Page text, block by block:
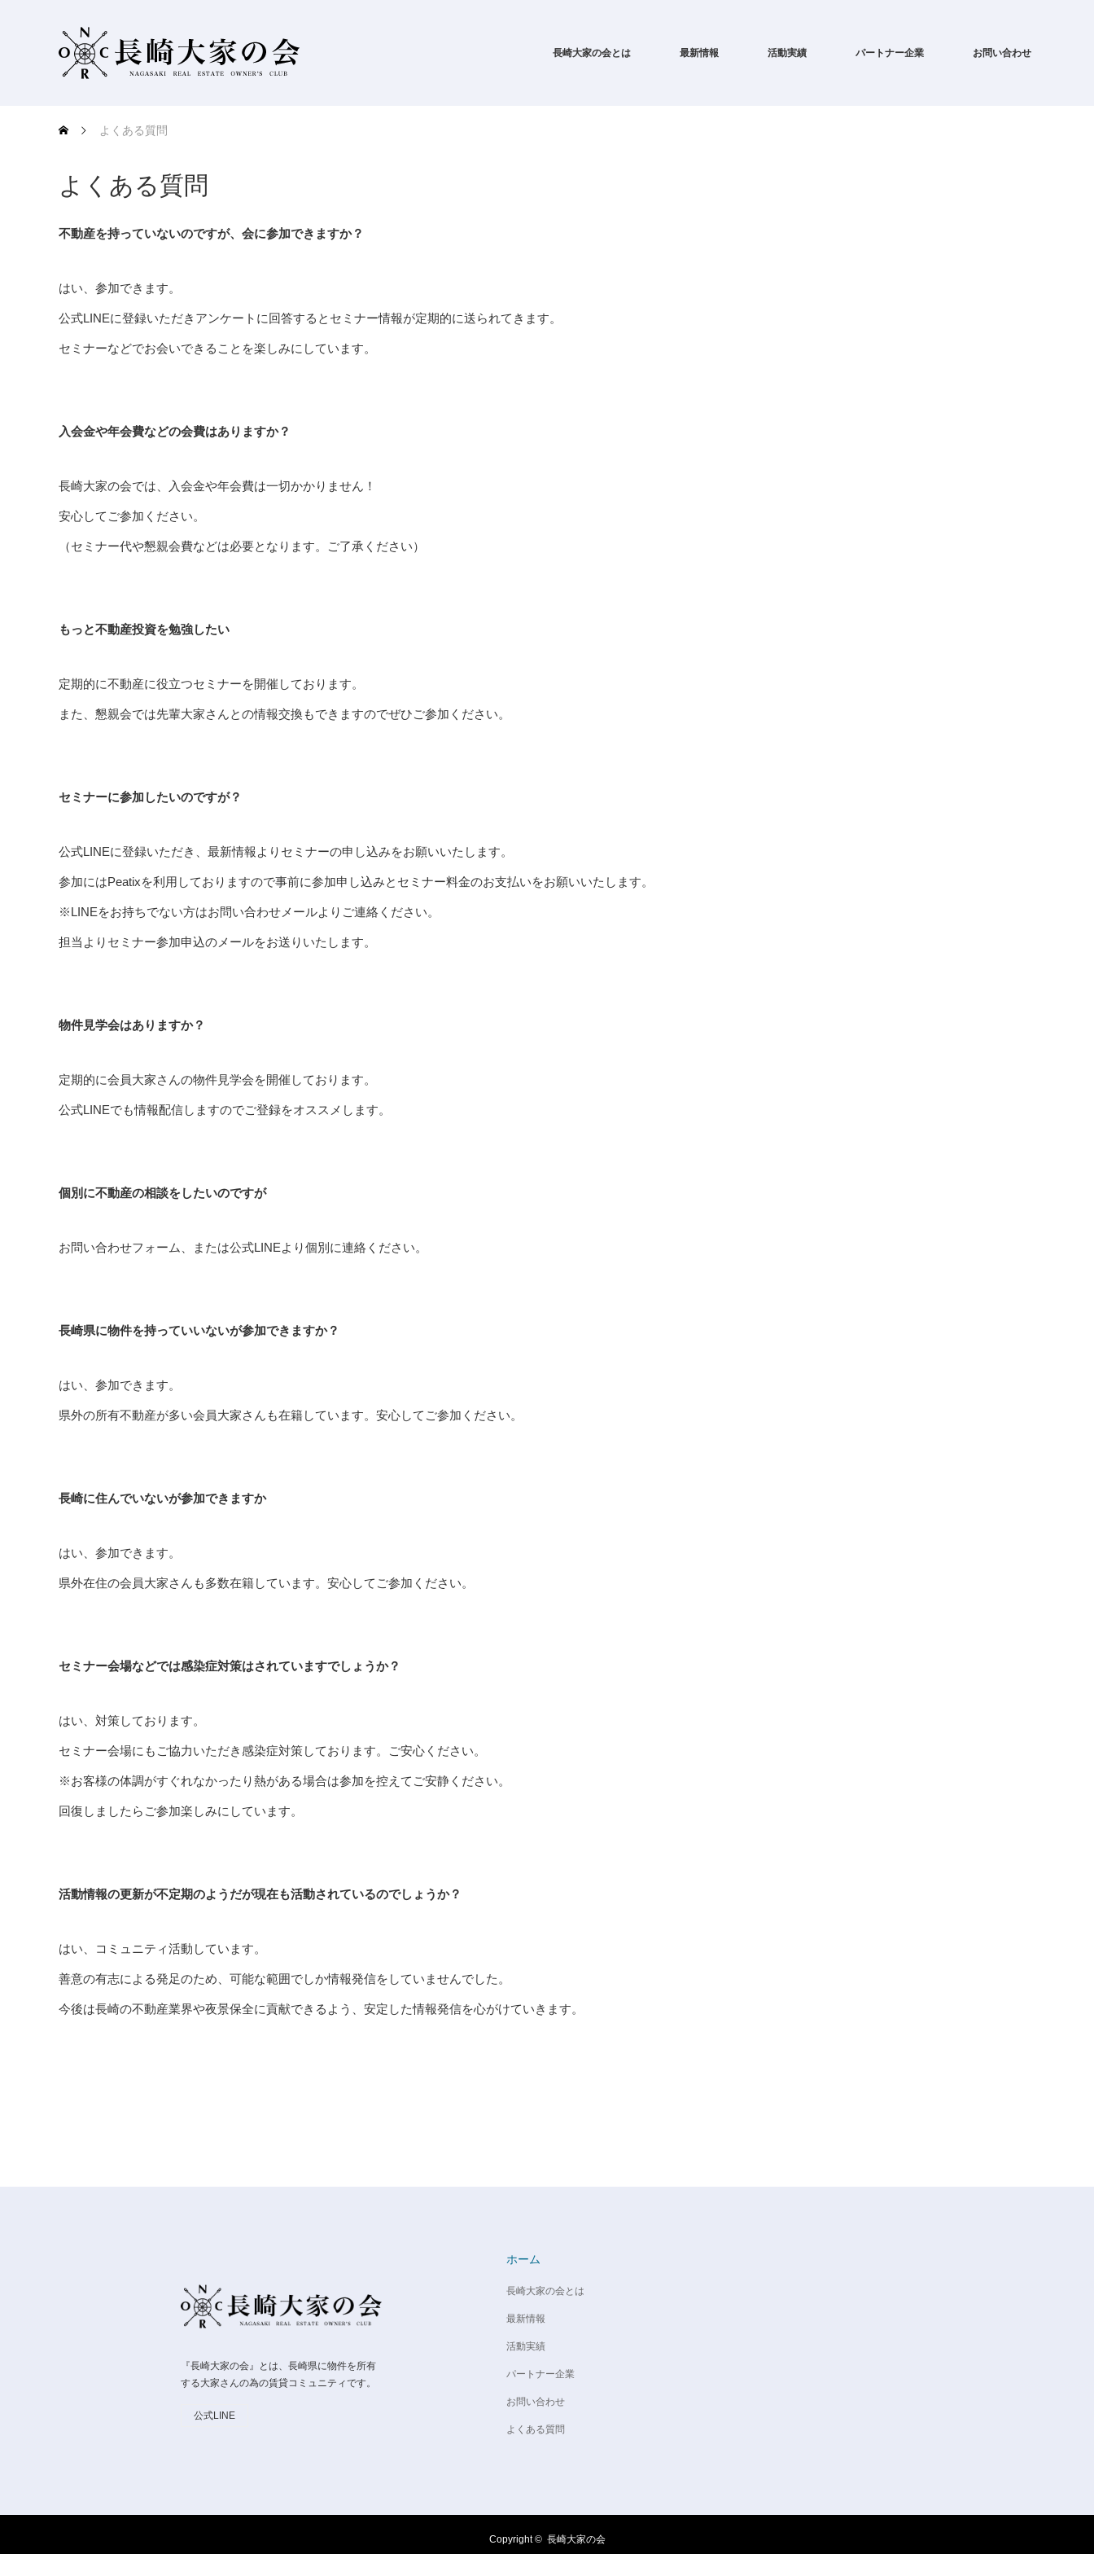
長崎大家の会とは 最新情報 活動実績 パートナー企業 お問い合わせ
よくある質問
よくある質問
不動産を持っていないのですが、会に参加できますか？
はい、参加できます。
公式LINEに登録いただきアンケートに回答するとセミナー情報が定期的に送られてきます。
セミナーなどでお会いできることを楽しみにしています。
入会金や年会費などの会費はありますか？
長崎大家の会では、入会金や年会費は一切かかりません！
安心してご参加ください。
（セミナー代や懇親会費などは必要となります。ご了承ください）
もっと不動産投資を勉強したい
定期的に不動産に役立つセミナーを開催しております。
また、懇親会では先輩大家さんとの情報交換もできますのでぜひご参加ください。
セミナーに参加したいのですが？
公式LINEに登録いただき、最新情報よりセミナーの申し込みをお願いいたします。
参加にはPeatixを利用しておりますので事前に参加申し込みとセミナー料金のお支払いをお願いいたします。
※LINEをお持ちでない方はお問い合わせメールよりご連絡ください。
担当よりセミナー参加申込のメールをお送りいたします。
物件見学会はありますか？
定期的に会員大家さんの物件見学会を開催しております。
公式LINEでも情報配信しますのでご登録をオススメします。
個別に不動産の相談をしたいのですが
お問い合わせフォーム、または公式LINEより個別に連絡ください。
長崎県に物件を持っていいないが参加できますか？
はい、参加できます。
県外の所有不動産が多い会員大家さんも在籍しています。安心してご参加ください。
長崎に住んでいないが参加できますか
はい、参加できます。
県外在住の会員大家さんも多数在籍しています。安心してご参加ください。
セミナー会場などでは感染症対策はされていますでしょうか？
はい、対策しております。
セミナー会場にもご協力いただき感染症対策しております。ご安心ください。
※お客様の体調がすぐれなかったり熱がある場合は参加を控えてご安静ください。
回復しましたらご参加楽しみにしています。
活動情報の更新が不定期のようだが現在も活動されているのでしょうか？
はい、コミュニティ活動しています。
善意の有志による発足のため、可能な範囲でしか情報発信をしていませんでした。
今後は長崎の不動産業界や夜景保全に貢献できるよう、安定した情報発信を心がけていきます。
ホーム
長崎大家の会とは
最新情報
活動実績
パートナー企業
お問い合わせ
よくある質問
『長崎大家の会』とは、長崎県に物件を所有
する大家さんの為の賃貸コミュニティです。
公式LINE
Copyright © 長崎大家の会